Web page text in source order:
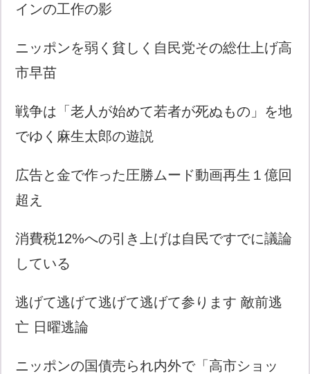
インの工作の影
ニッポンを弱く貧しく自民党その総仕上げ高
市早苗
戦争は「老人が始めて若者が死ぬもの」を地
でゆく麻生太郎の遊説
広告と金で作った圧勝ムード動画再生１億回
超え
消費税12%への引き上げは自民ですでに議論
している
逃げて逃げて逃げて逃げて参ります 敵前逃
亡 日曜逃論
ニッポンの国債売られ内外で「高市ショッ